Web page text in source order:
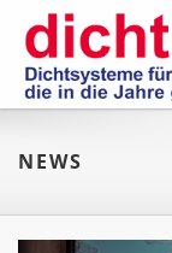
NEWS